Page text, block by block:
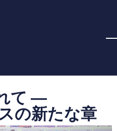
て ―
の新たな章